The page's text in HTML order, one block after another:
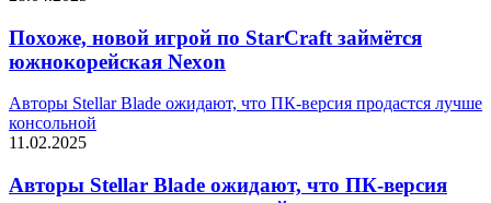
Похоже, новой игрой по StarCraft займётся
южнокорейская Nexon
Авторы Stellar Blade ожидают, что ПК-версия продастся лучше
консольной
11.02.2025
Авторы Stellar Blade ожидают, что ПК-версия